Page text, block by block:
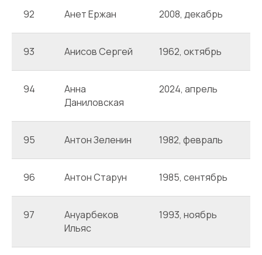
92 Анет Ержан 2008, декабрь
93 Анисов Сергей 1962, октябрь
94
Анна
Даниловская
2024, апрель
95 Антон Зеленин 1982, февраль
96 Антон Старун 1985, сентябрь
97
Ануарбеков
Ильяс
1993, ноябрь